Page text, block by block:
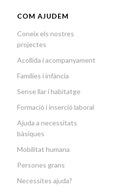
COM AJUDEM
Coneix els nostres
projectes
Acollida i acompanyament
Famílies i infància
Sense llar i habitatge
Formació i inserció laboral
Ajuda a necessitats
bàsiques
Mobilitat humana
Persones grans
Necessites ajuda?